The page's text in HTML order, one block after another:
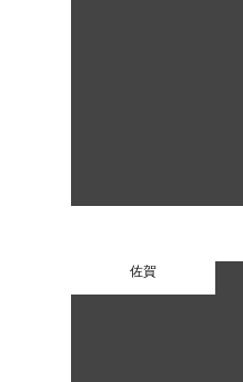
佐賀